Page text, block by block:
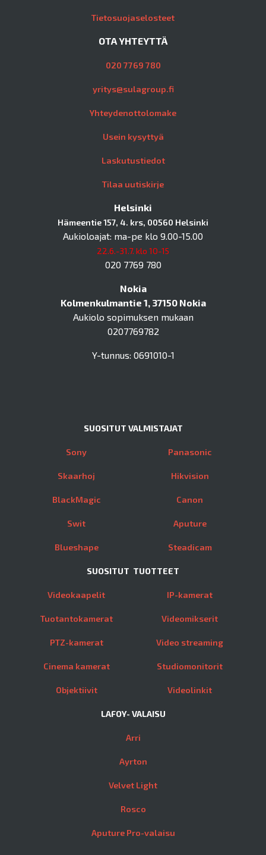
Tietosuojaselosteet
OTA YHTEYTTÄ
020 7769 780
yritys@sulagroup.fi
Yhteydenottolomake
Usein kysyttyä
Laskutustiedot
Tilaa uutiskirje
Helsinki
Hämeentie 157, 4. krs, 00560 Helsinki
Aukioloajat: ma-pe klo 9.00-15.00
22.6.-31.7. klo 10-15
020 7769 780
Nokia
Kolmenkulmantie 1, 37150 Nokia
Aukiolo sopimuksen mukaan
0207769782
Y-tunnus: 0691010-1
SUOSITUT VALMISTAJAT
Sony
Skaarhoj
BlackMagic
Swit
Blueshape
Panasonic
Hikvision
Canon
Aputure
Steadicam
SUOSITUT TUOTTEET
Videokaapelit
Tuotantokamerat
PTZ-kamerat
Cinema kamerat
Objektiivit
IP-kamerat
Videomikserit
Video streaming
Studiomonitorit
Videolinkit
LAFOY- VALAISU
Arri
Ayrton
Velvet Light
Rosco
Aputure Pro-valaisu